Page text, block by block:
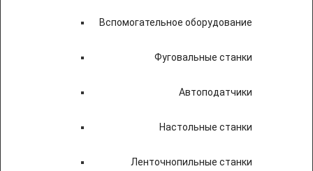
Вспомогательное оборудование
Фуговальные станки
Автоподатчики
Настольные станки
Ленточнопильные станки